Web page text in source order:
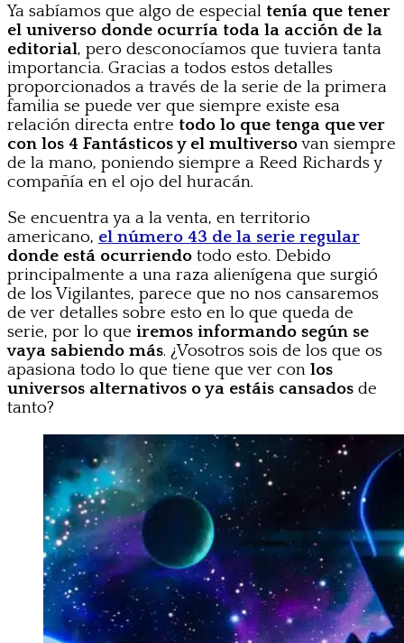
Ya sabíamos que algo de especial tenía que tener
el universo donde ocurría toda la acción de la
editorial, pero desconocíamos que tuviera tanta
importancia. Gracias a todos estos detalles
proporcionados a través de la serie de la primera
familia se puede ver que siempre existe esa
relación directa entre todo lo que tenga que ver
con los 4 Fantásticos y el multiversovan siempre
de la mano, poniendo siempre a Reed Richards y
compañía en el ojo del huracán.
Se encuentra ya a la venta, en territorio
americano, el número 43 de la serie regular
donde está ocurriendo todo esto. Debido
principalmente a una raza alienígena que surgió
de los Vigilantes, parece que no nos cansaremos
de ver detalles sobre esto en lo que queda de
serie, por lo que iremos informando según se
vaya sabiendo más. ¿Vosotros sois de los que os
apasiona todo lo que tiene que ver con los
universos alternativos o ya estáis cansados de
tanto?